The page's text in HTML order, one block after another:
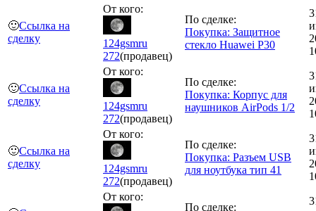
🙂Ссылка на
сделку
От кого:
124gsmru
272(продавец)
По сделке:
Покупка: Защитное
стекло Huawei P30
🙂Ссылка на
сделку
От кого:
124gsmru
272(продавец)
По сделке:
Покупка: Корпус для
наушников AirPods 1/2
🙂Ссылка на
сделку
От кого:
124gsmru
272(продавец)
По сделке:
Покупка: Разъем USB
для ноутбука тип 41
От кого:
По сделке: